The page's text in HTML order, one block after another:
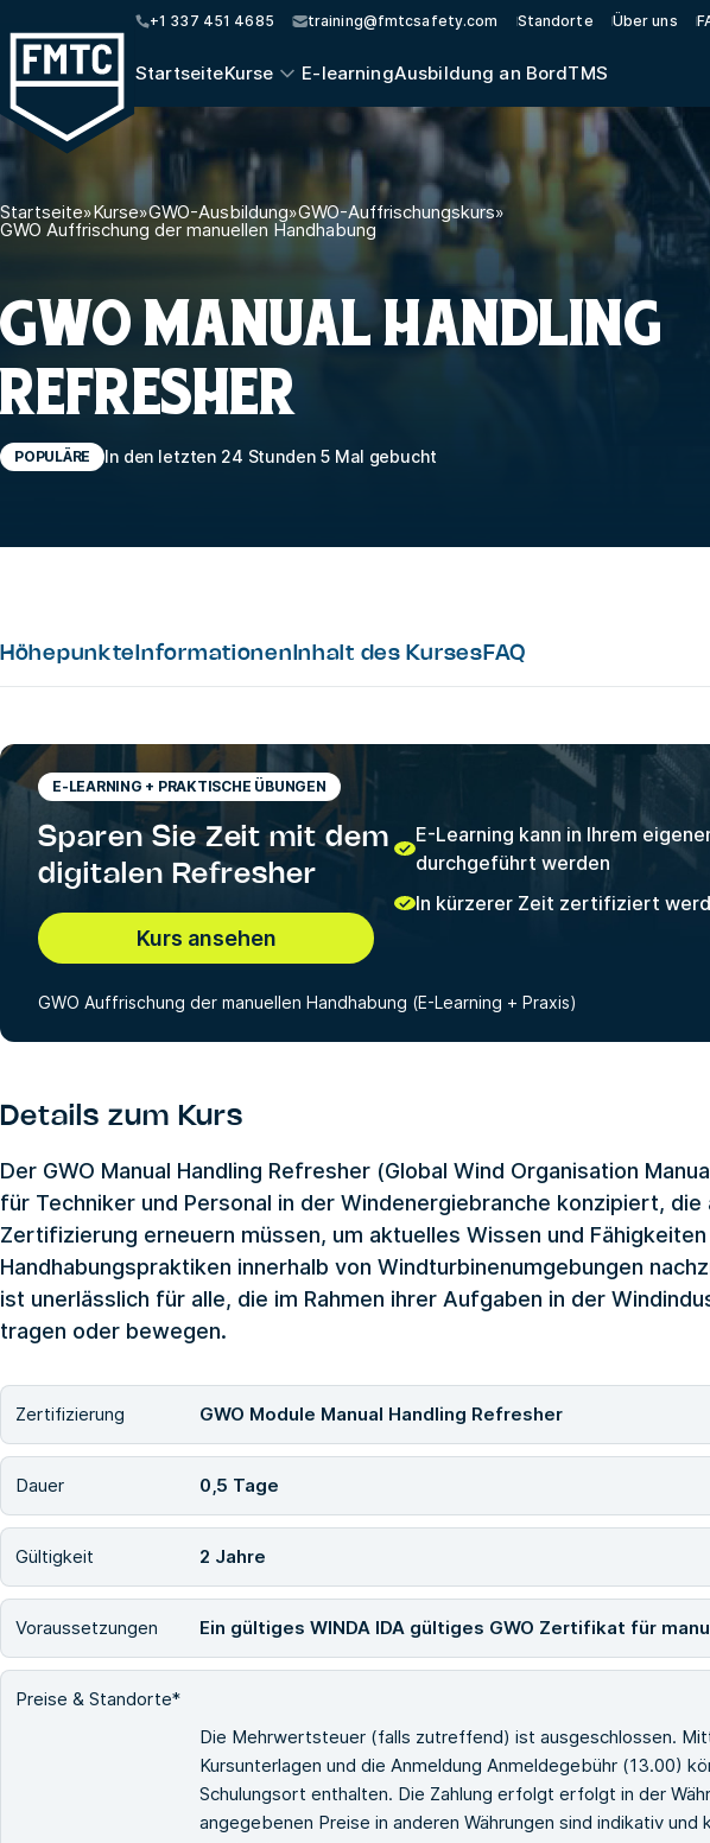
+1 337 451 4685 training@fmtcsafety.com Standorte Über uns
StartseiteKurse E-learningAusbildung an BordTMS
Startseite»Kurse»GWO-Ausbildung»GWO-Auffrischungskurs»
GWO Auffrischung der manuellen Handhabung
GWO MANUAL HANDLING
REFRESHER
POPULÄRE In den letzten 24 Stunden 5 Mal gebucht
Höhepunkte Informationen Inhalt des Kurses FAQ
E-LEARNING + PRAKTISCHE ÜBUNGEN
Sparen Sie Zeit mit dem
digitalen Refresher
Kurs ansehen
E-Learning kann in Ihrem
durchgeführt werden
In kürzerer Zeit zertifiziert
GWO Auffrischung der manuellen Handhabung (E-Learning + Praxis)
Details zum Kurs
Der GWO Manual Handling Refresher (Global Wind Organisation
für Techniker und Personal in der Windenergiebranche konzipiert, die
Zertifizierung erneuern müssen, um aktuelles Wissen und
Handhabungspraktiken innerhalb von Windturbinenumgebungen
ist unerlässlich für alle, die im Rahmen ihrer Aufgaben in der
tragen oder bewegen.
Zertifizierung GWO Module Manual Handling Refresher
Dauer 0,5 Tage
Gültigkeit 2 Jahre
Voraussetzungen Ein gültiges WINDA IDA gültiges GWO Zertifikat für
Preise & Standorte*
Die Mehrwertsteuer (falls zutreffend) ist ausgeschlossen.
Kursunterlagen und die Anmeldung Anmeldegebühr (13.00)
Schulungsort enthalten. Die Zahlung erfolgt erfolgt in der
angegebenen Preise in anderen Währungen sind indikativ und